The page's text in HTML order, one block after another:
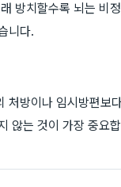
방치할수록 뇌는 비
니다.
처방이나 임시방편보
않는 것이 가장 중요